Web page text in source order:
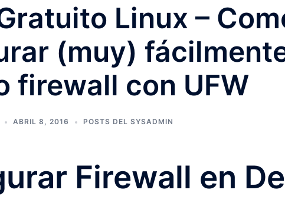
Linux –
(muy)
firewall con UFW
ABRIL 8, 2016 POSTS DEL SYSADMIN
Firewall en